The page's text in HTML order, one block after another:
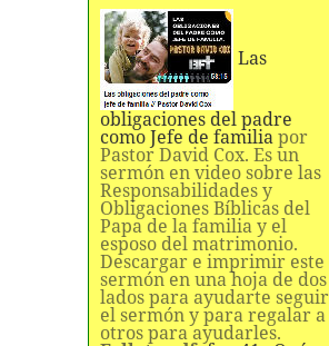
Las
obligaciones del padre
como Jefe de familiapor
Pastor David Cox. Es un
sermón en video sobre las
Responsabilidades y
Obligaciones Bíblicas del
Papa de la familia y el
esposo del matrimonio.
Descargar e imprimir este
sermón en una hoja de dos
lados para ayudarte seguir
el sermón y para regalar a
otros para ayudarles.